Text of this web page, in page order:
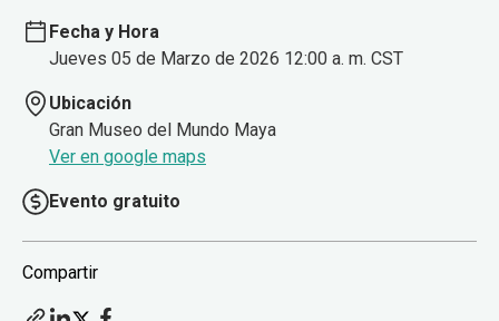
Fecha y Hora
Jueves 05 de Marzo de 2026 12:00 a. m. CST
Ubicación
Gran Museo del Mundo Maya
Ver en google maps
Evento gratuito
Compartir